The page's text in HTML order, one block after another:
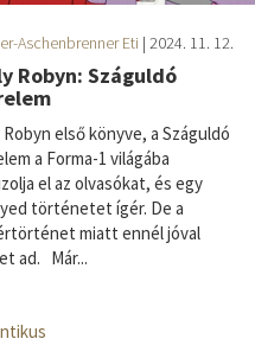
Aschenbrenner Eti | 2024. 11. 12.
Robyn: Száguldó
Robyn első könyve, a Száguldó
a Forma-1 világába
el az olvasókat, és egy
történetet ígér. De a
miatt ennél jóval
ad. Már...